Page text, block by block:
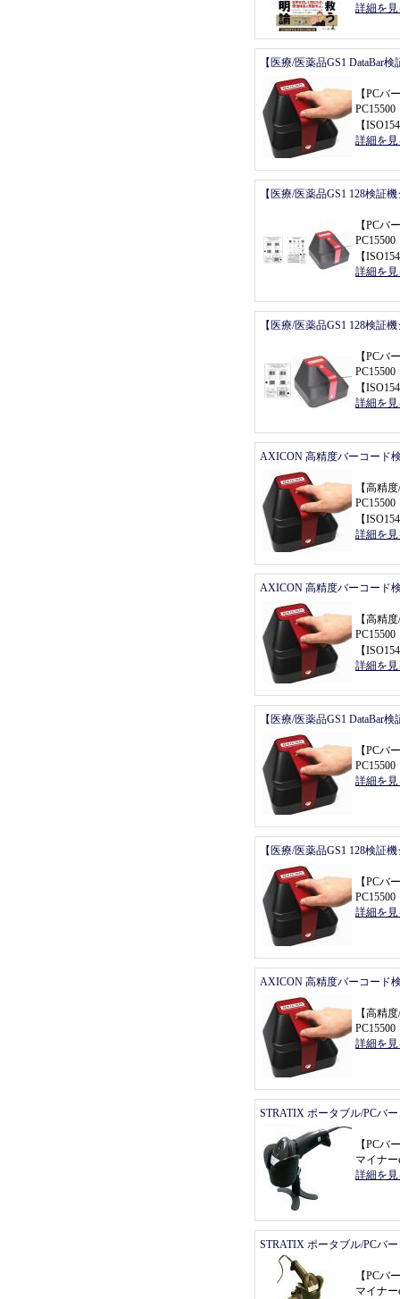
詳細を
【医療/医薬品GS1 DataBar
【PCバ
【
詳細を
【医療/医薬品GS1 128検証
【PCバ
【
詳細を
【医療/医薬品GS1 128検証
【PCバ
【
詳細を
AXICON 高精度バーコード
【高精
【
詳細を
AXICON 高精度バーコード
【高精
【
詳細を
【医療/医薬品GS1 DataBar
【PCバ
詳細を
【医療/医薬品GS1 128検証
【PCバ
詳細を
AXICON 高精度バーコード
【高精
詳細を
STRATIX ポータブル/PCバ
【PCバ
マイナー
詳細を
STRATIX ポータブル/PCバ
【PCバ
マイナー